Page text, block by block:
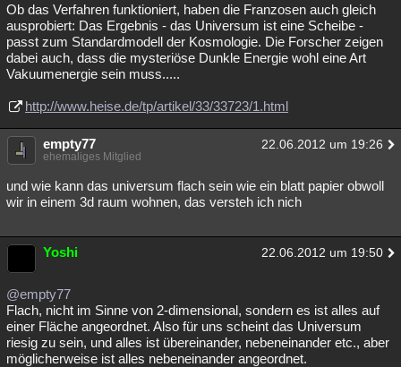
Ob das Verfahren funktioniert, haben die Franzosen auch gleich
ausprobiert: Das Ergebnis - das Universum ist eine Scheibe -
passt zum Standardmodell der Kosmologie. Die Forscher zeigen
dabei auch, dass die mysteriöse Dunkle Energie wohl eine Art
Vakuumenergie sein muss.....
http://www.heise.de/tp/artikel/33/33723/1.html
empty77 22.06.2012 um 19:26
ehemaliges Mitglied
und wie kann das universum flach sein wie ein blatt papier obwoll
wir in einem 3d raum wohnen, das versteh ich nich
Yoshi 22.06.2012 um 19:50
@empty77
Flach, nicht im Sinne von 2-dimensional, sondern es ist alles auf
einer Fläche angeordnet. Also für uns scheint das Universum
riesig zu sein, und alles ist übereinander, nebeneinander etc., aber
möglicherweise ist alles nebeneinander angeordnet.